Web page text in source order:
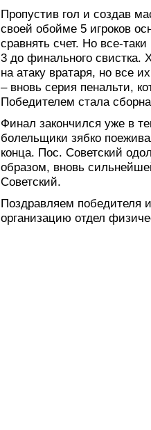
Пропустив гол и создав
своей обойме 5 игроков
сравнять счет. Но все-
3 до финального свистка.
на атаку вратаря, но все
– вновь серия пенальти,
Победителем стала
Финал закончился уже в
болельщики зябко
конца. Пос. Советский
образом, вновь
Советский.
Поздравляем победителя
организацию отдел